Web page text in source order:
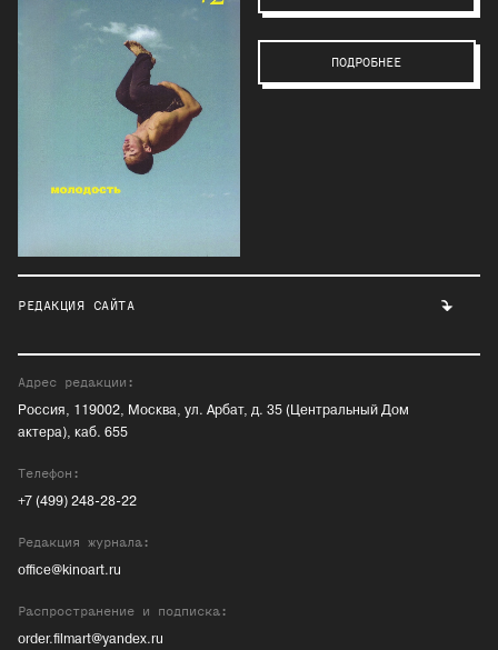
ПОДРОБНЕЕ
РЕДАКЦИЯ САЙТА
Адрес редакции:
Россия, 119002, Москва, ул. Арбат, д. 35 (Центральный Дом
актера), каб. 655
Телефон:
+7 (499) 248-28-22
Редакция журнала:
office@kinoart.ru
Распространение и подписка:
order.filmart@yandex.ru